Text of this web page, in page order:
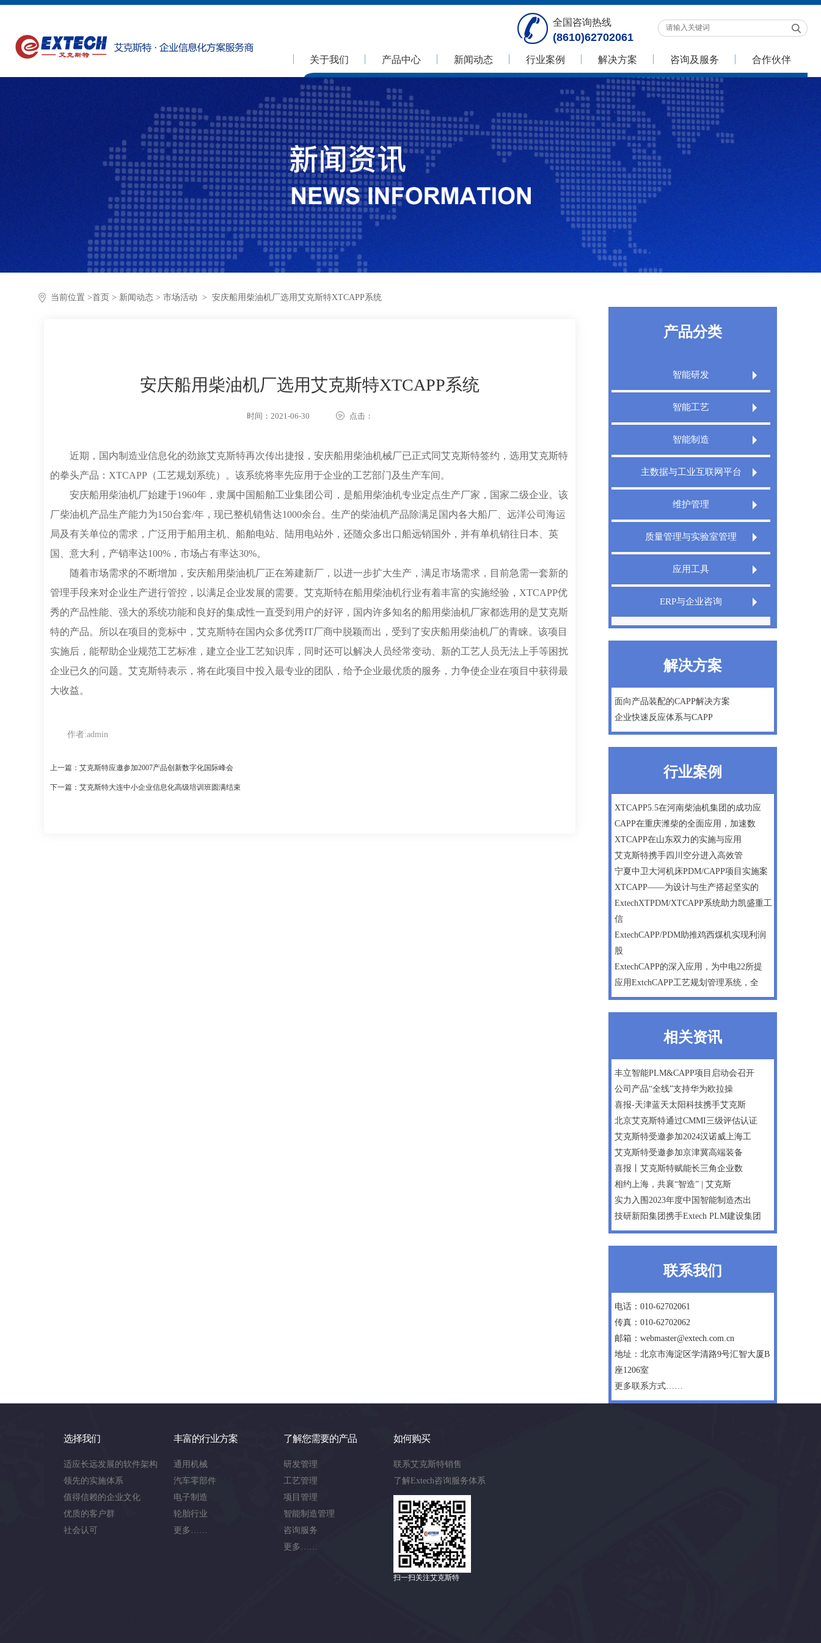
全国咨询热线
(8610)62702061
关于我们 产品中心 新闻动态 行业案例 解决方案 咨询及服务 合作伙伴
当前位置 >首页 > 新闻动态 > 市场活动 > 安庆船用柴油机厂选用艾克斯特XTCAPP系统
安庆船用柴油机厂选用艾克斯特XTCAPP系统
时间：2021-06-30 点击：
近期，国内制造业信息化的劲旅艾克斯特再次传出捷报，安庆船用柴油机械厂已正式同艾克斯特签约，选用艾克斯特
的拳头产品：XTCAPP（工艺规划系统）。该系统将率先应用于企业的工艺部门及生产车间。
安庆船用柴油机厂始建于1960年，隶属中国船舶工业集团公司，是船用柴油机专业定点生产厂家，国家二级企业。该
厂柴油机产品生产能力为150台套/年，现已整机销售达1000余台。生产的柴油机产品除满足国内各大船厂、远洋公司海运
局及有关单位的需求，广泛用于船用主机、船舶电站、陆用电站外，还随众多出口船远销国外，并有单机销往日本、英
国、意大利，产销率达100%，市场占有率达30%。
随着市场需求的不断增加，安庆船用柴油机厂正在筹建新厂，以进一步扩大生产，满足市场需求，目前急需一套新的
管理手段来对企业生产进行管控，以满足企业发展的需要。艾克斯特在船用柴油机行业有着丰富的实施经验，XTCAPP优
秀的产品性能、强大的系统功能和良好的集成性一直受到用户的好评，国内许多知名的船用柴油机厂家都选用的是艾克斯
特的产品。所以在项目的竞标中，艾克斯特在国内众多优秀IT厂商中脱颖而出，受到了安庆船用柴油机厂的青睐。该项目
实施后，能帮助企业规范工艺标准，建立企业工艺知识库，同时还可以解决人员经常变动、新的工艺人员无法上手等困扰
企业已久的问题。艾克斯特表示，将在此项目中投入最专业的团队，给予企业最优质的服务，力争使企业在项目中获得最
大收益。
作者:admin
上一篇：艾克斯特应邀参加2007产品创新数字化国际峰会
下一篇：艾克斯特大连中小企业信息化高级培训班圆满结束
产品分类
智能研发
Extech PLM产品生命周期管理系统
Extech PLM项目管理系统
XT PDM产品数据管理系统
智能工艺
Extech CAPP工艺规划管理系统
Extech 3DCAPP三维工艺
智能制造
Extech MES精益制造规划执行系统
Extech TMS刀具管理系统
主数据与工业互联网平台
Extech DigitalWorks Foundation数字工厂
工业互联网平台
Extech MDM主数据管理系统
维护管理
Extech MRO数字化维修解决方案
质量管理与实验室管理
Extech LIMS实验室信息管理系统
Extech QMS产品质量管理系统
应用工具
Extech TeamDesigner设计之星
XT InfoShield电子信息防护盾
ERP与企业咨询
IPD管理咨询
微软Dynamics AX ERP一体化方案
数字化工厂建设咨询
企业战略及管理咨询
解决方案
面向产品装配的CAPP解决方案
企业快速反应体系与CAPP
行业案例
XTCAPP5.5在河南柴油机集团的成功应
CAPP在重庆潍柴的全面应用，加速数
XTCAPP在山东双力的实施与应用
艾克斯特携手四川空分进入高效管
宁夏中卫大河机床PDM/CAPP项目实施案
XTCAPP——为设计与生产搭起坚实的
ExtechXTPDM/XTCAPP系统助力凯盛重工
信
ExtechCAPP/PDM助推鸡西煤机实现利润
股
ExtechCAPP的深入应用，为中电22所提
应用ExtchCAPP工艺规划管理系统，全
相关资讯
丰立智能PLM&CAPP项目启动会召开
公司产品“全线”支持华为欧拉操
喜报-天津蓝天太阳科技携手艾克斯
北京艾克斯特通过CMMI三级评估认证
艾克斯特受邀参加2024汉诺威上海工
艾克斯特受邀参加京津冀高端装备
喜报丨艾克斯特赋能长三角企业数
相约上海，共襄“智造” | 艾克斯
实力入围2023年度中国智能制造杰出
技研新阳集团携手Extech PLM建设集团
联系我们
电话：010-62702061
传真：010-62702062
邮箱：webmaster@extech.com.cn
地址：北京市海淀区学清路9号汇智大厦B
座1206室
更多联系方式……
选择我们
适应长远发展的软件架构
领先的实施体系
值得信赖的企业文化
优质的客户群
社会认可
丰富的行业方案
通用机械
汽车零部件
电子制造
轮胎行业
更多……
了解您需要的产品
研发管理
工艺管理
项目管理
智能制造管理
咨询服务
更多……
如何购买
联系艾克斯特销售
了解Extech咨询服务体系
扫一扫关注艾克斯特